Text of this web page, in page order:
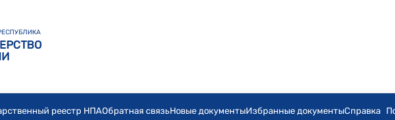
реестр НПАОбратная связьНовые документыИзбранные документыСправка